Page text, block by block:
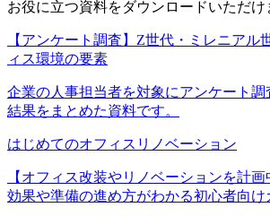
お役に立つ資料をダウンロードいただけ
【アンケート調査】Z世代・ミレニアル
ィス環境の要素
企業の人事担当者を対象にアンケート
結果をまとめた資料です。
はじめてのオフィスリノベーション
【オフィス改装やリノベーションを計画
効果や準備の進め方がわかる初心者向け